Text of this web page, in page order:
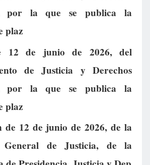
por la que se publica la
plaz
12 de junio de 2026, del
de Justicia y Derechos
por la que se publica la
plaz
de 12 de junio de 2026, de la
General de Justicia, de la